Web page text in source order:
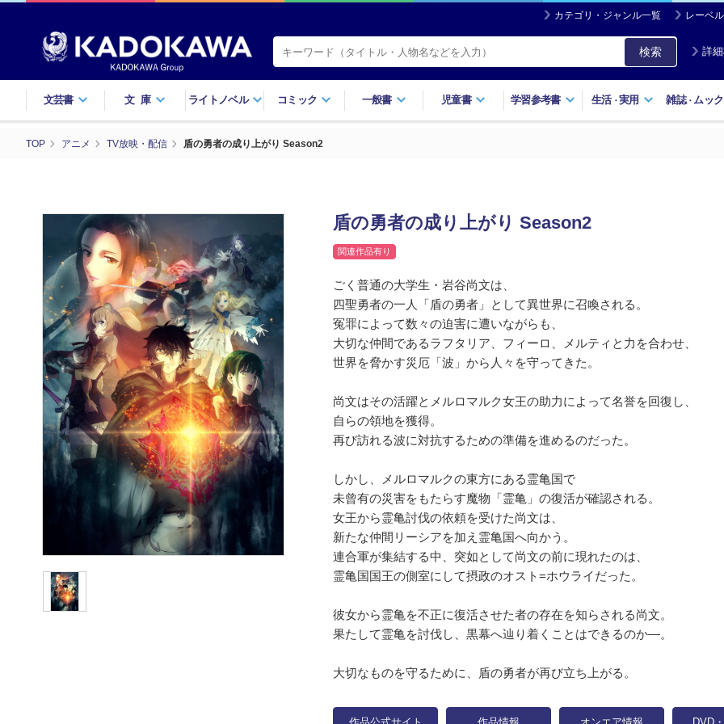
カテゴリ・ジャンル一覧 レーベ
検索 詳
文芸書 文庫 ライトノベル コミック 一般書 児童書 学習参考書 生活・実用 雑誌・ ムック
TOP アニメ TV放映・配信 盾の勇者の成り上がり Season2
盾の勇者の成り上がり Season2
関連作品有り
ごく普通の大学生・岩谷尚文は、
四聖勇者の一人「盾の勇者」として異世界に召喚される。
冤罪によって数々の迫害に遭いながらも、
大切な仲間であるラフタリア、フィーロ、メルティと力を合わせ、
世界を脅かす災厄「波」から人々を守ってきた。
尚文はその活躍とメルロマルク女王の助力によって名誉を回復し、
自らの領地を獲得。
再び訪れる波に対抗するための準備を進めるのだった。
しかし、メルロマルクの東方にある霊亀国で
未曾有の災害をもたらす魔物「霊亀」の復活が確認される。
女王から霊亀討伐の依頼を受けた尚文は、
新たな仲間リーシアを加え霊亀国へ向かう。
連合軍が集結する中、突如として尚文の前に現れたのは、
霊亀国国王の側室にして摂政のオスト=ホウライだった。
彼女から霊亀を不正に復活させた者の存在を知らされる尚文。
果たして霊亀を討伐し、黒幕へ辿り着くことはできるのか―。
大切なものを守るために、盾の勇者が再び立ち上がる。